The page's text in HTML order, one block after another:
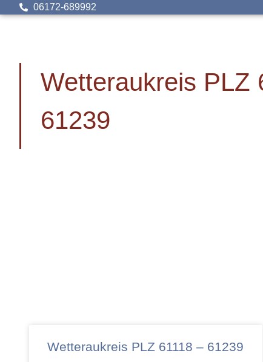
06172-689992
Wetteraukreis PLZ
61239
Wetteraukreis PLZ 61118 – 61239